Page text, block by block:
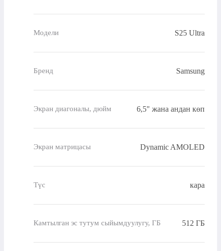
Модели S25 Ultra
Бренд Samsung
Экран диагоналы, дюйм 6,5" жана андан көп
Экран матрицасы Dynamic AMOLED
Түс кара
Камтылган эс тутум сыйымдуулугу, ГБ 512 ГБ